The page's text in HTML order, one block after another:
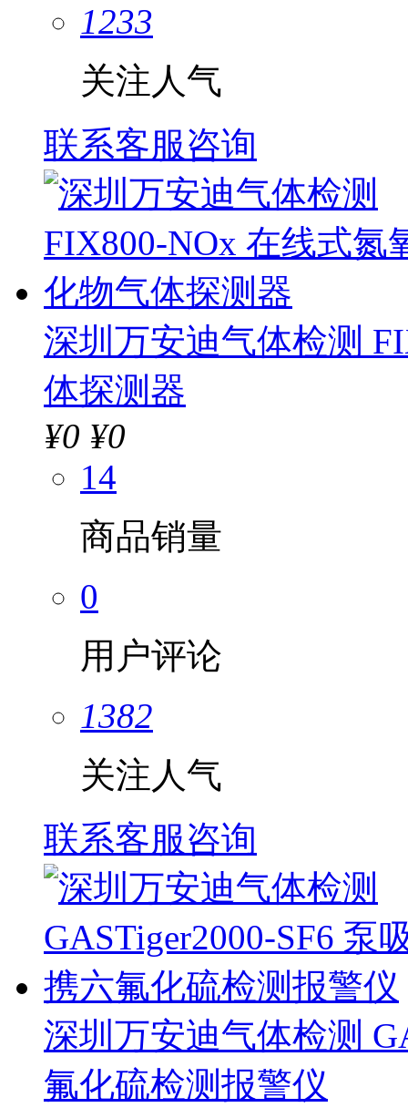
1233
关注人气
联系客服咨询
深圳万安迪气体检测
体探测器
¥0 ¥0
14
商品销量
0
用户评论
1382
关注人气
联系客服咨询
深圳万安迪气体检测
氟化硫检测报警仪